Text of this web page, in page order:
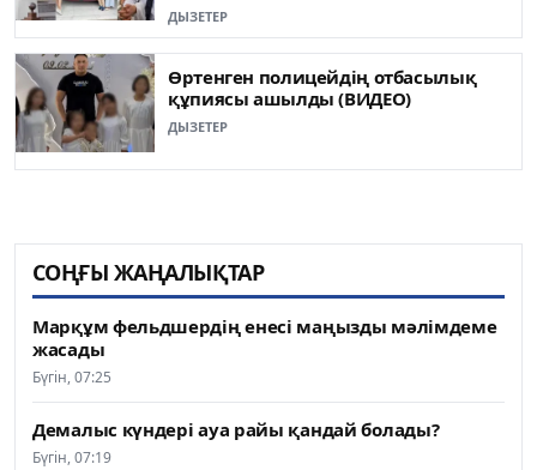
ДЫЗЕТЕР
Өртенген полицейдің отбасылық
құпиясы ашылды (ВИДЕО)
ДЫЗЕТЕР
СОҢҒЫ ЖАҢАЛЫҚТАР
Марқұм фельдшердің енесі маңызды мәлімдеме
жасады
Бүгін, 07:25
Демалыс күндері ауа райы қандай болады?
Бүгін, 07:19